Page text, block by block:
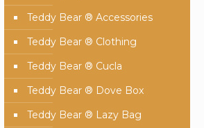
Teddy Bear ® Accessories
Teddy Bear ® Clothing
Teddy Bear ® Cucla
Teddy Bear ® Dove Box
Teddy Bear ® Lazy Bag